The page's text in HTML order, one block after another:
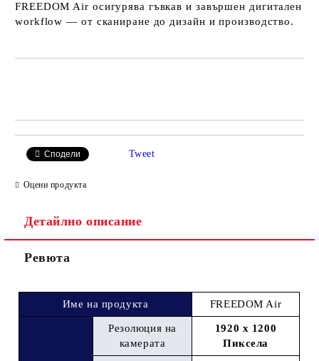
FREEDOM Air осигурява гъвкав и завършен дигитален
workflow — от сканиране до дизайн и производство.
Сподели Tweet
Оцени продукта
Детайлно описание
Ревюта
Име на продукта FREEDOM Air
Резолюция на
камерата
1920 x 1200
Пиксела